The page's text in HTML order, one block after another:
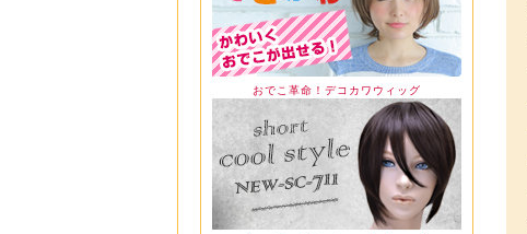
おでこ革命！デコカワウィッグ